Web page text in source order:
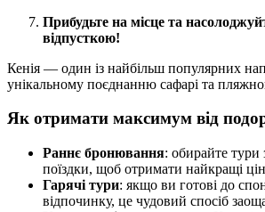
Прибудьте на місце та
відпусткою!
Кенія — один із найбільш популярних
унікальному поєднанню сафарі та
Як отримати максимум від
Раннє бронювання: обирайте тури
поїздки, щоб отримати найкращі
Гарячі тури: якщо ви готові до
відпочинку, це чудовий спосіб